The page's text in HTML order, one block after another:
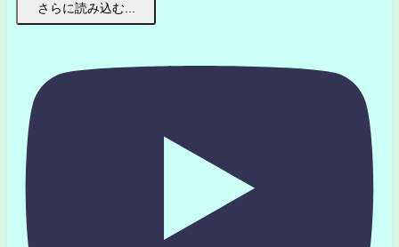
さらに読み込む...